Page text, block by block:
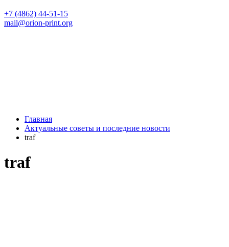
+7 (4862) 44-51-15
mail@orion-print.org
Главная
Актуальные советы и последние новости
traf
traf